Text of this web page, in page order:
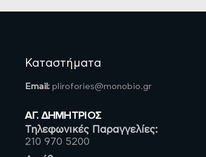
Καταστήματα
Email: plirofories@monobio.gr
ΑΓ. ΔΗΜΗΤΡΙΟΣ
Τηλεφωνικές Παραγγελίες:
210 970 5200